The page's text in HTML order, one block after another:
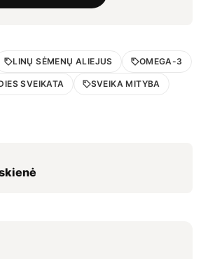
LINŲ SĖMENŲ ALIEJUS OMEGA-3
SVEIKATA SVEIKA MITYBA